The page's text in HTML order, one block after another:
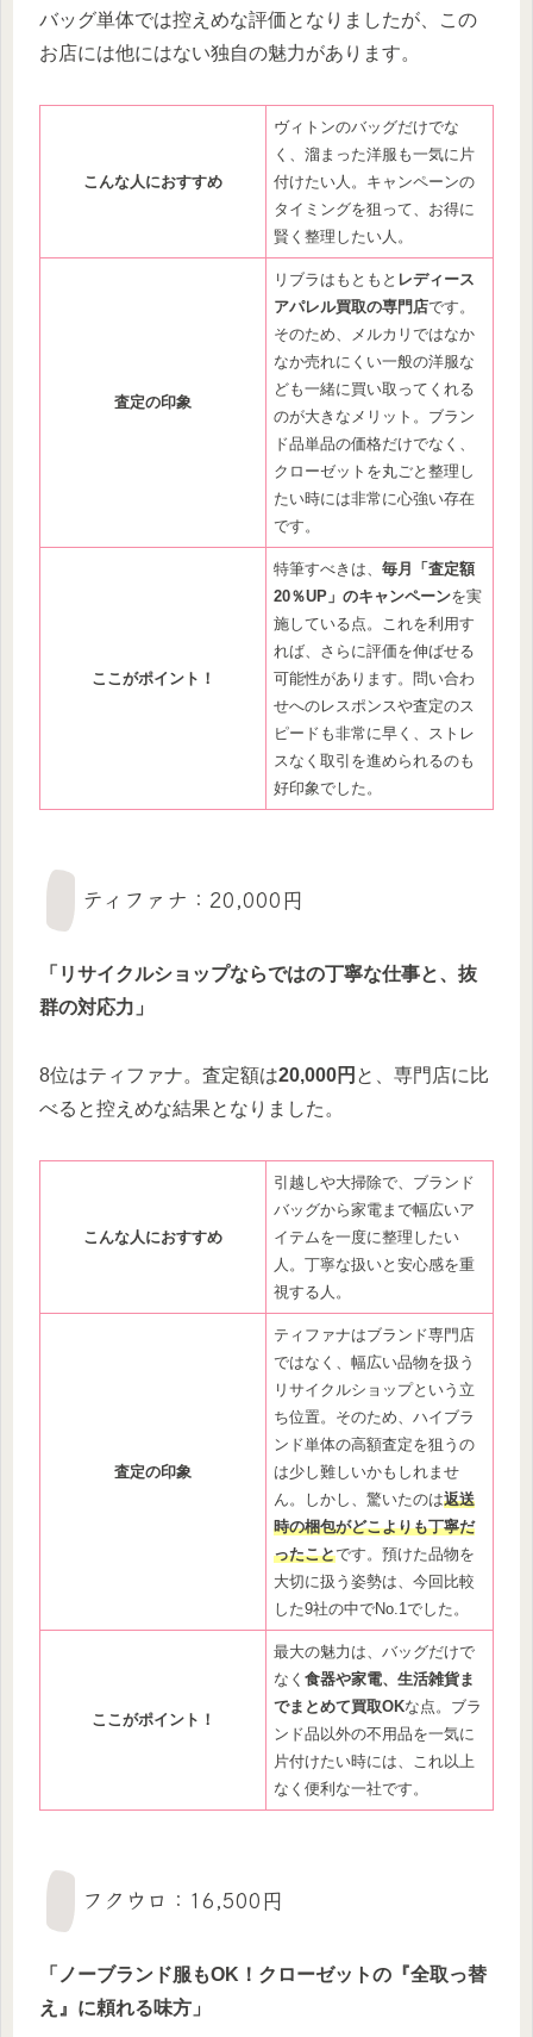
バッグ単体では控えめな評価となりましたが、この
お店には他にはない独自の魅力があります。
こんな人におすすめ
ヴィトンのバッグだけでな
く、溜まった洋服も一気に片
付けたい人。キャンペーンの
タイミングを狙って、お得に
賢く整理したい人。
査定の印象
リブラはもともと レディース
アパレル買取の専門店です。
そのため、メルカリではなか
なか売れにくい一般の洋服な
ども一緒に買い取ってくれる
のが大きなメリット。ブラン
ド品単品の価格だけでなく、
クローゼットを丸ごと整理し
たい時には非常に心強い存在
です。
ここがポイント！
特筆すべきは、毎月「査定額
20％UP」のキャンペーンを実
施している点。これを利用す
れば、さらに評価を伸ばせる
可能性があります。問い合わ
せへのレスポンスや査定のス
ピードも非常に早く、ストレ
スなく取引を進められるのも
好印象でした。
ティファナ：20,000円
「リサイクルショップならではの丁寧な仕事と、抜
群の対応力」
8位はティファナ。査定額は20,000円 と、専門店に比
べると控えめな結果となりました。
こんな人におすすめ
引越しや大掃除で、ブランド
バッグから家電まで幅広いア
イテムを一度に整理したい
人。丁寧な扱いと安心感を重
視する人。
査定の印象
ティファナはブランド専門店
ではなく、幅広い品物を扱う
リサイクルショップという立
ち位置。そのため、ハイブラ
ンド単体の高額査定を狙うの
は少し難しいかもしれませ
ん。しかし、驚いたのは返送
時の梱包がどこよりも丁寧だ
ったことです。預けた品物を
大切に扱う姿勢は、今回比較
した9社の中でNo.1でした。
ここがポイント！
最大の魅力は、バッグだけで
なく食器や家電、生活雑貨ま
でまとめて買取OKな点。ブラ
ンド品以外の不用品を一気に
片付けたい時には、これ以上
なく便利な一社です。
フクウロ：16,500円
「ノーブランド服もOK！クローゼットの『全取っ替
え』に頼れる味方」